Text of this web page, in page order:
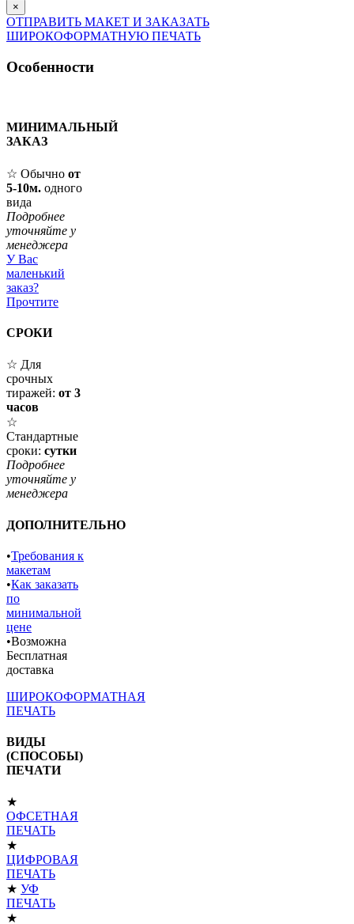
×
ОТПРАВИТЬ МАКЕТ И ЗАКАЗАТЬ
ШИРОКОФОРМАТНУЮ ПЕЧАТЬ
Особенности
МИНИМАЛЬНЫЙ
ЗАКАЗ
☆ Обычно от
5-10м. одного
вида
Подробнее
уточняйте у
менеджера
У Вас
маленький
заказ?
Прочтите
СРОКИ
☆ Для
срочных
тиражей: от 3
часов
☆
Стандартные
сроки: сутки
Подробнее
уточняйте у
менеджера
ДОПОЛНИТЕЛЬНО
•Требования к
макетам
•Как заказать
по
минимальной
цене
•Возможна
Бесплатная
доставка
ШИРОКОФОРМАТНАЯ
ПЕЧАТЬ
ВИДЫ
(СПОСОБЫ)
ПЕЧАТИ
★
ОФСЕТНАЯ
ПЕЧАТЬ
★
ЦИФРОВАЯ
ПЕЧАТЬ
★ УФ
ПЕЧАТЬ
★